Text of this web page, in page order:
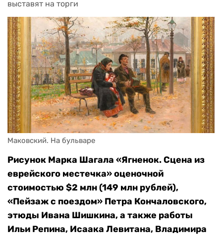
выставят на торги
Маковский. На бульваре
Рисунок Марка Шагала «Ягненок. Сцена из
еврейского местечка» оценочной
стоимостью $2 млн (149 млн рублей),
«Пейзаж с поездом» Петра Кончаловского,
этюды Ивана Шишкина, а также работы
Ильи Репина, Исаака Левитана, Владимира